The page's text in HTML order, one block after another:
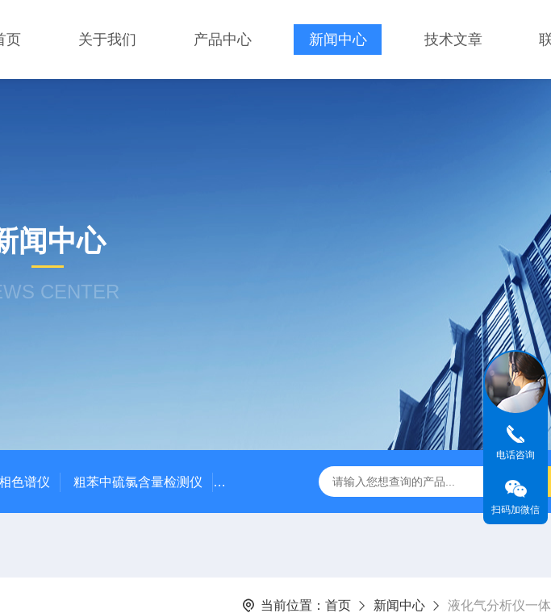
页 关于我们 产品中心 新闻中心 技术文章
闻中心
CENTER
色谱仪 粗苯中硫氯含量检测仪 国产气相色谱仪价格/国产气相色谱仪厂家 粗苯中三
当前位置： 首页 新闻中心 液化气分析仪一
电话咨询
扫码加微信